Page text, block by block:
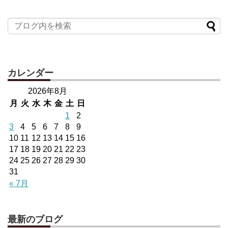
カレンダー
2026年8月
月
火 水 木 金 土 日
« 7月
1
2
3
4 5 6 7 8
9
10 11 12 13 14 15 16
17 18 19 20 21 22 23
24 25 26 27 28 29 30
31
最新のブログ